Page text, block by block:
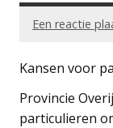
Een reactie
Kansen voor
Provincie
particulieren